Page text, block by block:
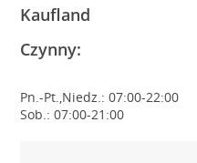
Kaufland
Czynny:
Pn.-Pt.,Niedz.: 07:00-22:00
Sob.: 07:00-21:00